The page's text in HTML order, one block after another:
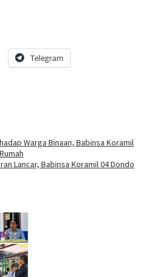
Telegram
Warga Binaan, Babinsa Koramil
Lancar, Babinsa Koramil 04 Dondo